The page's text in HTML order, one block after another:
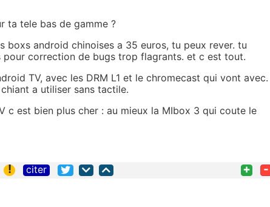
ta tele bas de gamme ?
boxs android chinoises a 35 euros, tu peux rever. tu
pour correction de bugs trop flagrants. et c est tout.
TV, avec les DRM L1 et le chromecast qui vont avec.
a utiliser sans tactile.
c est bien plus cher : au mieux la MIbox 3 qui coute le
! citer + -